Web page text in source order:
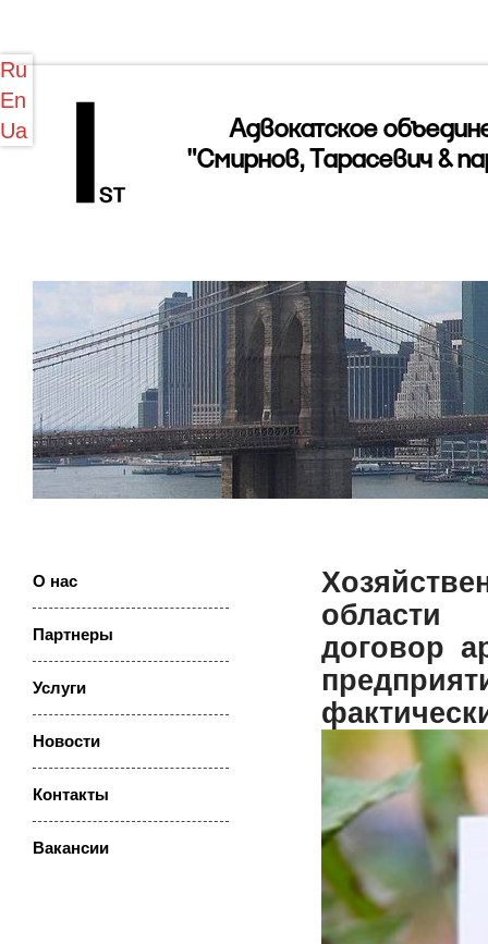
Ru
En
Ua
Адвокатское
"Смирнов, Тарасевич &
О нас
Партнеры
Услуги
Новости
Контакты
Вакансии
области
договор